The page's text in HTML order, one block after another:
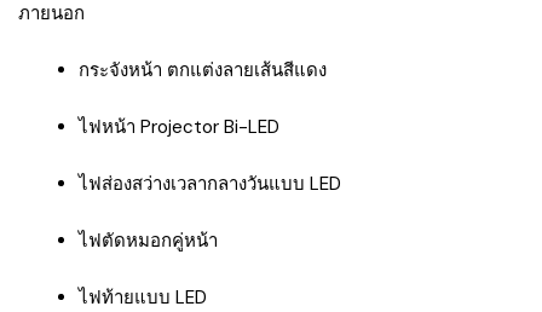
ภายนอก
กระจังหน้า ตกแต่งลายเส้นสีแดง
ไฟหน้า Projector Bi-LED
ไฟส่องสว่างเวลากลางวันแบบ LED
ไฟตัดหมอกคู่หน้า
ไฟท้ายแบบ LED